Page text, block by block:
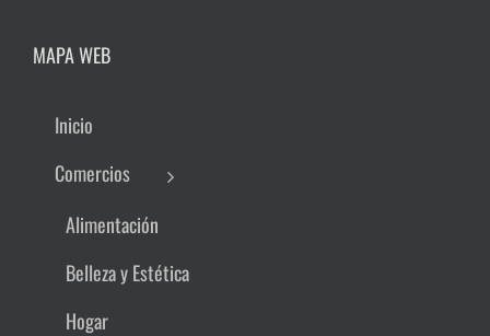
MAPA WEB
Inicio
Comercios
Alimentación
Belleza y Estética
Hogar